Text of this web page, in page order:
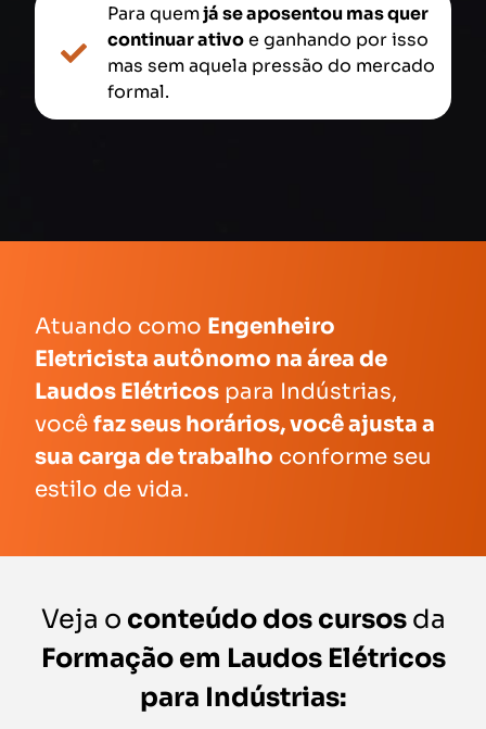
Para quemjá se aposentou mas quer
continuar ativoe ganhando por isso
mas sem aquela pressão do mercado
formal.
Atuando como Engenheiro
Eletricista autônomo na área de
Laudos Elétricos para Indústrias,
você faz seus horários, você ajusta a
sua carga de trabalho conforme seu
estilo de vida.
Veja o conteúdo dos cursosda
Formação em Laudos Elétricos
para Indústrias: